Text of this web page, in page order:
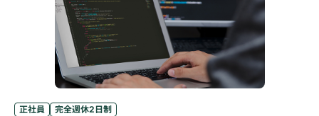
正社員 完全週休2日制